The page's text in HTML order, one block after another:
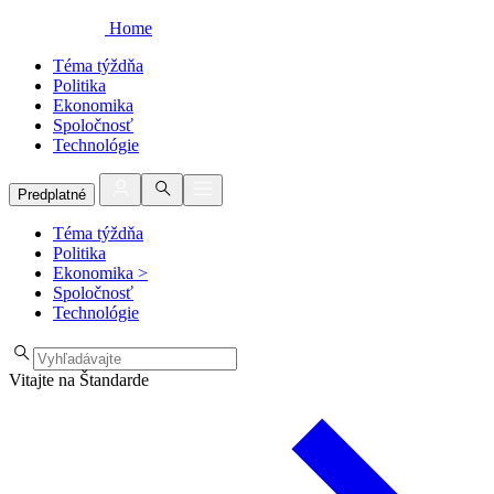
Home
Téma týždňa
Politika
Ekonomika
Spoločnosť
Technológie
Predplatné
Téma týždňa
Politika
Ekonomika >
Spoločnosť
Technológie
Vitajte na Štandarde